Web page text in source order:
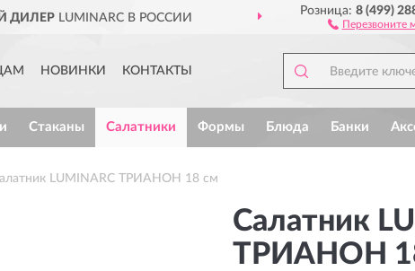
ДИЛЕРLUMINARC В РОССИИ
Розница:8 (499)
Перезвоните
НОВИНКИ КОНТАКТЫ
Стаканы Салатники Формы Блюда Банки
LUMINARC ТРИАНОН 18 см
Салатник
ТРИАНОН